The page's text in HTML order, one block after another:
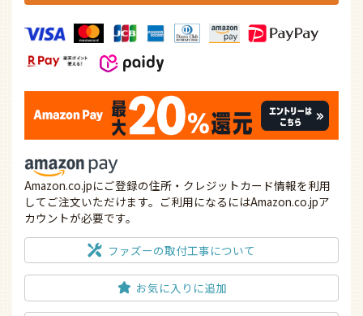
Amazon.co.jpにご登録の住所・クレジットカード情報を利用
してご注文いただけます。ご利用になるにはAmazon.co.jpア
カウントが必要です。
ファズーの取付工事について
お気に入りに追加